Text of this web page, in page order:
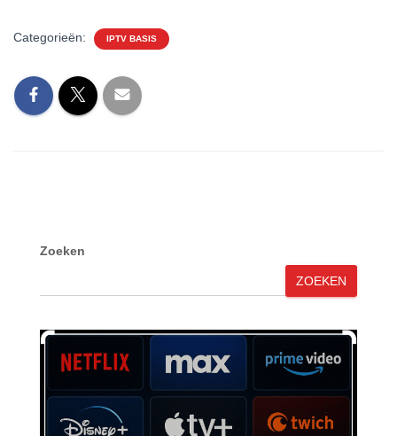
Categorieën: IPTV BASIS
Zoeken
ZOEKEN